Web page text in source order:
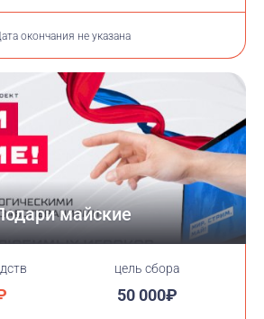
окончания не указана
майские
цель сбора
50 000₽